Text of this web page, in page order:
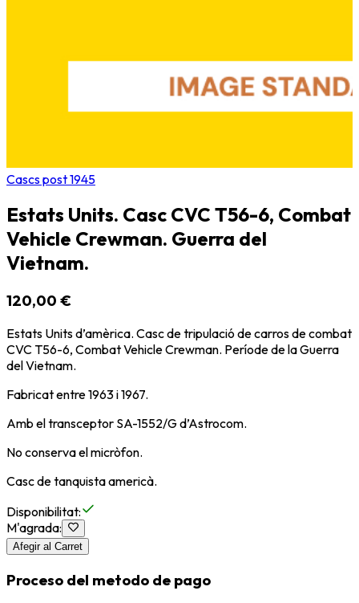
Cascs post 1945
Estats Units. Casc CVC T56-6, Combat
Vehicle Crewman. Guerra del
Vietnam.
120,00 €
Estats Units d’amèrica. Casc de tripulació de carros de combat
CVC T56-6, Combat Vehicle Crewman. Període de la Guerra
del Vietnam.
Fabricat entre 1963 i 1967.
Amb el transceptor SA-1552/G d’Astrocom.
No conserva el micròfon.
Casc de tanquista americà.
Disponibilitat:
M'agrada:
Afegir al Carret
Proceso del metodo de pago